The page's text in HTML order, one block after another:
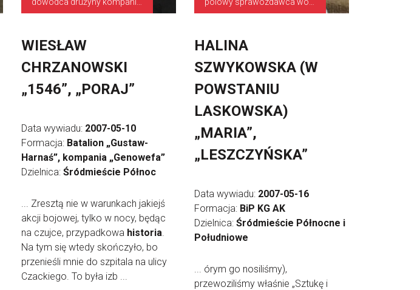
WIESŁAW
CHRZANOWSKI
„1546”, „PORAJ”
Data wywiadu: 2007-05-10
Formacja: Batalion „Gustaw-
Harnaś”, kompania „Genowefa”
Dzielnica: Śródmieście Północ
... Zresztą nie w warunkach jakiejś
akcji bojowej, tylko w nocy, będąc
na czujce, przypadkowa historia.
Na tym się wtedy skończyło, bo
przenieśli mnie do szpitala na ulicy
Czackiego. To była izb ...
HALINA
SZWYKOWSKA (W
POWSTANIU
LASKOWSKA)
„MARIA”,
„LESZCZYŃSKA”
Data wywiadu: 2007-05-16
Formacja: BiP KG AK
Dzielnica: Śródmieście Północne i
Południowe
... órym go nosiliśmy),
przewoziliśmy właśnie „Sztukę i